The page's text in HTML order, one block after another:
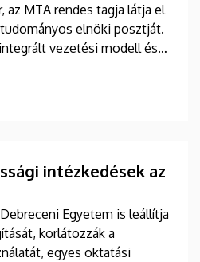
az MTA rendes tagja látja el
elnöki posztját.
vezetési modell és a
Főigazgatóság
versenyben új szintre
teljesítményét,
intézkedések az
Egyetem is leállítja
korlátozzák a
egyes oktatási